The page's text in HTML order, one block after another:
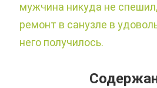
мужчина никуда не
ремонт в санузле в
него получилось.